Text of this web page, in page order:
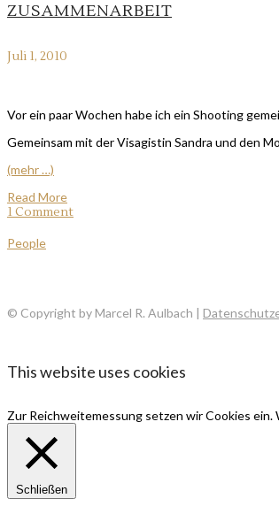
ZUSAMMENARBEIT
Juli 1, 2010
Vor ein paar Wochen habe ich ein Shooting
Gemeinsam mit der Visagistin Sandra und den
(mehr …)
Read More
1 Comment
People
© Copyright by Marcel R. Aulbach |
This website uses cookies
Zur Reichweitemessung setzen wir Cookies ein.
Schließen